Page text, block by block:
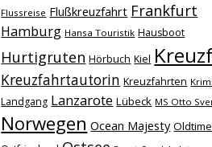
Flussreise Flußkreuzfahrt Frankfurt
Hamburg Hansa Touristik Hausboot
Hurtigruten Hörbuch Kiel
Kreuzfahrtautorin Kreuzfahrten Krimi
Landgang Lanzarote Lübeck MS Otto
Norwegen Ocean Majesty